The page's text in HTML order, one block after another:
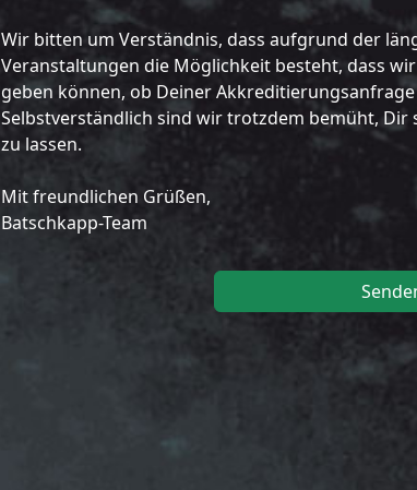
Wir bitten um Verständnis, dass aufgrund der
Veranstaltungen die Möglichkeit besteht, dass
geben können, ob Deiner
Selbstverständlich sind wir trotzdem bemüht,
zu lassen.
Mit freundlichen Grüßen,
Batschkapp-Team